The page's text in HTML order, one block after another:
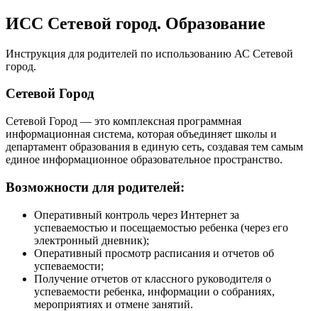
ИСС Сетевой город. Образование
Инструкция для родителей по использованию АС Сетевой
город.
Сетевой Город
Сетевой Город — это комплексная программная
информационная система, которая объединяет школы и
департамент образования в единую сеть, создавая тем самым
единое информационное образовательное пространство.
Возможности для родителей:
Оперативный контроль через Интернет за
успеваемостью и посещаемостью ребенка (через его
электронный дневник);
Оперативный просмотр расписания и отчетов об
успеваемости;
Получение отчетов от классного руководителя о
успеваемости ребенка, информации о собраниях,
мероприятиях и отмене занятий.